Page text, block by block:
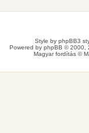
Style by phpBB3
Powered by phpBB © 2000,
Magyar fordítás ©